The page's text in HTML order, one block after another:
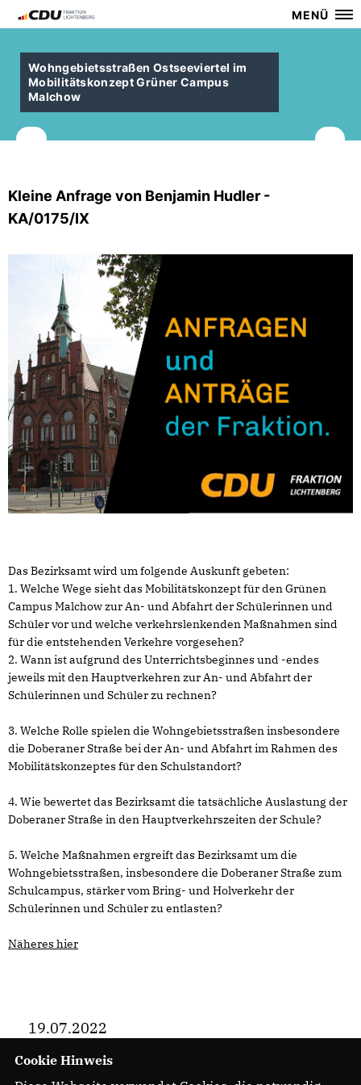
MENÜ
Wohngebietsstraßen Ostseeviertel im
Mobilitätskonzept Grüner Campus
Malchow
Kleine Anfrage von Benjamin Hudler -
KA/0175/IX
Das Bezirksamt wird um folgende Auskunft gebeten:
1. Welche Wege sieht das Mobilitätskonzept für den Grünen
Campus Malchow zur An- und Abfahrt der Schülerinnen und
Schüler vor und welche verkehrslenkenden Maßnahmen sind
für die entstehenden Verkehre vorgesehen?
2. Wann ist aufgrund des Unterrichtsbeginnes und -endes
jeweils mit den Hauptverkehren zur An- und Abfahrt der
Schülerinnen und Schüler zu rechnen?
3. Welche Rolle spielen die Wohngebietsstraßen insbesondere
die Doberaner Straße bei der An- und Abfahrt im Rahmen des
Mobilitätskonzeptes für den Schulstandort?
4. Wie bewertet das Bezirksamt die tatsächliche Auslastung der
Doberaner Straße in den Hauptverkehrszeiten der Schule?
5. Welche Maßnahmen ergreift das Bezirksamt um die
Wohngebietsstraßen, insbesondere die Doberaner Straße zum
Schulcampus, stärker vom Bring- und Holverkehr der
Schülerinnen und Schüler zu entlasten?
Näheres hier
19.07.2022
Cookie Hinweis